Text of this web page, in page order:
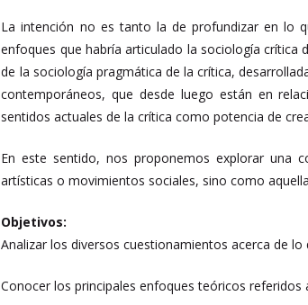
La intención no es tanto la de profundizar en lo
enfoques que habría articulado la sociología crítica
de la sociología pragmática de la crítica,
contemporáneos, que desde luego están en
sentidos actuales de la crítica como potencia de
En este sentido, nos proponemos explorar una
artísticas o movimientos sociales, sino como
Objetivos:
Analizar los diversos cuestionamientos acerca de
Conocer los principales enfoques teóricos